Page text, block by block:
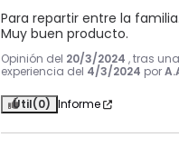
Para repartir entre la
Muy buen producto.
Opinión del 20/3/2024 , tras una
experiencia del 4/3/2024 por
Útil(0) Informe